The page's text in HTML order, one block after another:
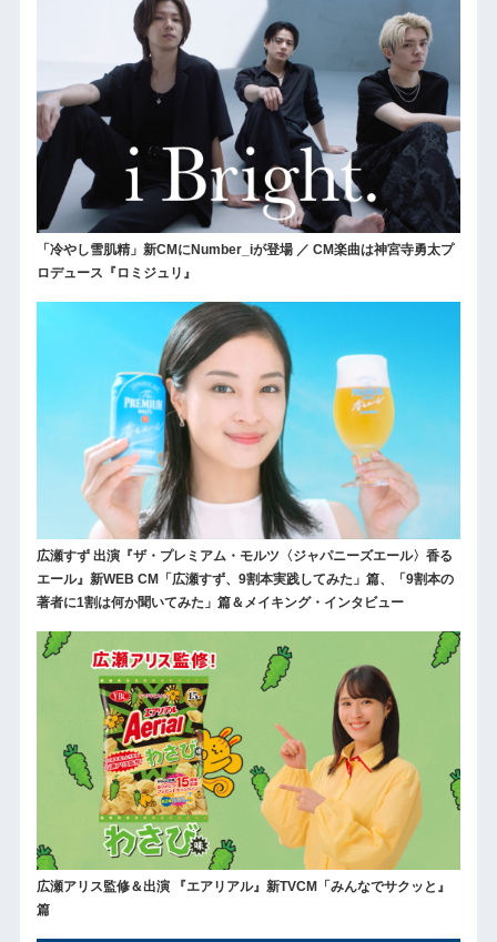
「冷やし雪肌精」新CMにNumber_iが登場 ／ CM楽曲は神宮寺勇太プ
ロデュース『ロミジュリ』
広瀬すず 出演『ザ・プレミアム・モルツ〈ジャパニーズエール〉香る
エール』新WEB CM「広瀬すず、9割本実践してみた」篇、「9割本の
著者に1割は何か聞いてみた」篇＆メイキング・インタビュー
広瀬アリス監修＆出演 『エアリアル』新TVCM「みんなでサクッと』
篇